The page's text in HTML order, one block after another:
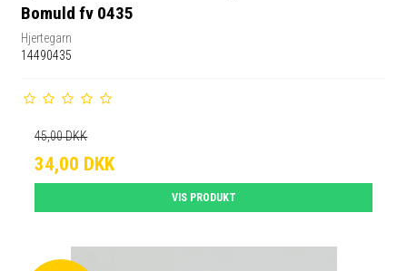
Bomuld fv 0435
Hjertegarn
14490435
45,00 DKK
34,00 DKK
VIS PRODUKT